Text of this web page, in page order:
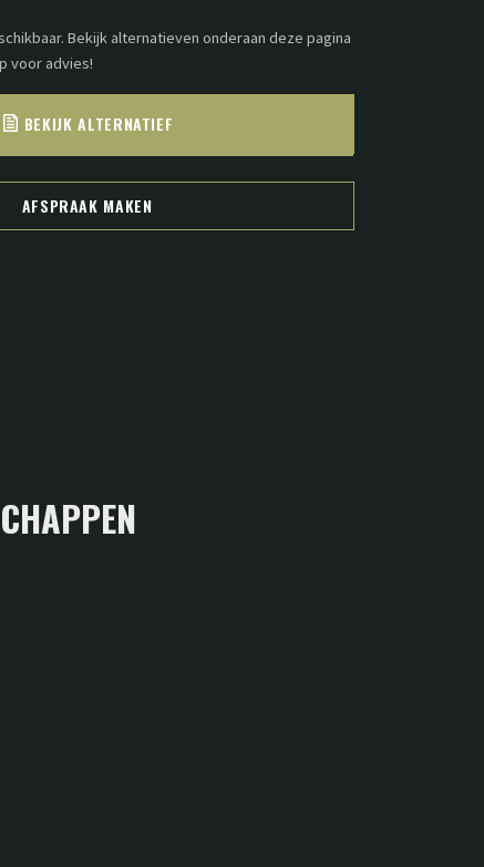
Bekijk alternatieven onderaan deze pagina
voor advies!
BEKIJK ALTERNATIEF
AFSPRAAK MAKEN